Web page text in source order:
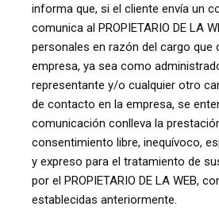
informa que, si el cliente envía un
comunica al PROPIETARIO DE LA
personales en razón del cargo que
empresa, ya sea como
representante y/o cualquier otro
de contacto en la empresa, se
comunicación conlleva la
consentimiento libre, inequívoco,
y expreso para el tratamiento de
por el PROPIETARIO DE LA WEB,
establecidas anteriormente.